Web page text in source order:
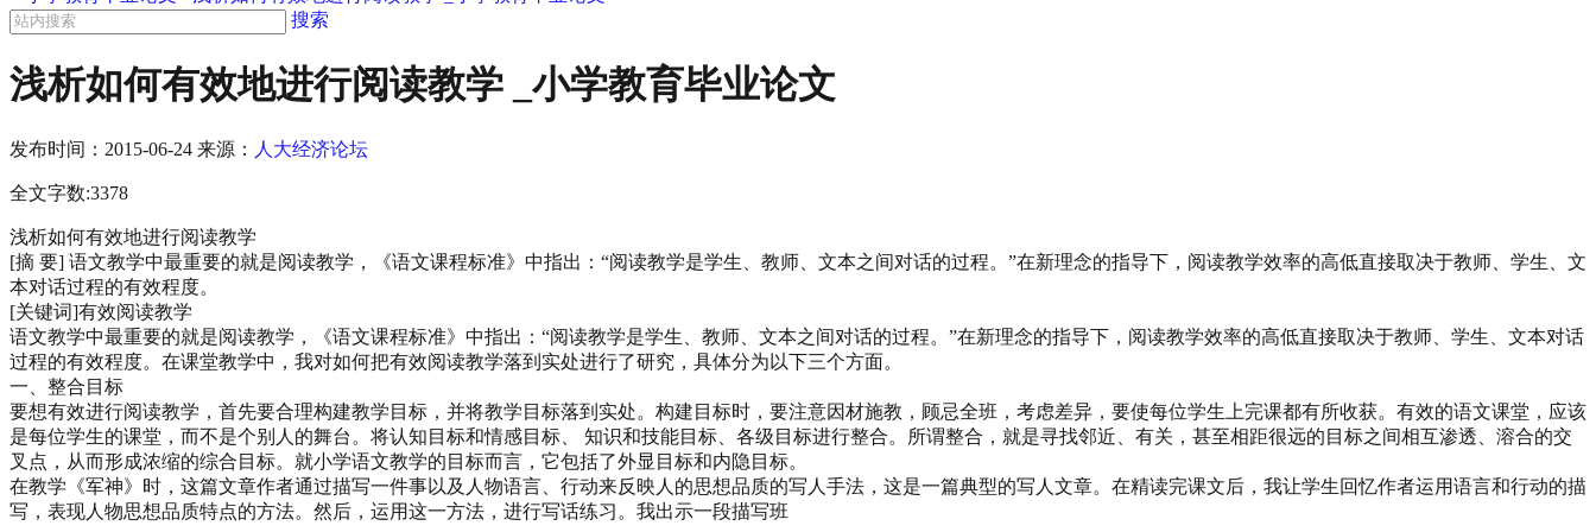
搜索
浅析如何有效地进行阅读教学 _小学教育毕业论文
发布时间： 2015-06-24 来源： 人大经济论坛
全文字数:3378
浅析如何有效地进行阅读教学
[摘 要] 语文教学中最重要的就是阅读教学，《语文课程标准》中指出：“阅读教学是学生、教师、文本之间对话的过程。”在新理念的指导下，阅读教学效率的高低直接取决于教师、学生、文
本对话过程的有效程度。
[关键词]有效阅读教学
语文教学中最重要的就是阅读教学，《语文课程标准》中指出：“阅读教学是学生、教师、文本之间对话的过程。”在新理念的指导下，阅读教学效率的高低直接取决于教师、学生、文本对话
过程的有效程度。在课堂教学中，我对如何把有效阅读教学落到实处进行了研究，具体分为以下三个方面。
一、整合目标
要想有效进行阅读教学，首先要合理构建教学目标，并将教学目标落到实处。构建目标时，要注意因材施教，顾忌全班，考虑差异，要使每位学生上完课都有所收获。有效的语文课堂，应该
是每位学生的课堂，而不是个别人的舞台。将认知目标和情感目标、 知识和技能目标、各级目标进行整合。所谓整合，就是寻找邻近、有关，甚至相距很远的目标之间相互渗透、溶合的交
叉点，从而形成浓缩的综合目标。就小学语文教学的目标而言，它包括了外显目标和内隐目标。
在教学《军神》时，这篇文章作者通过描写一件事以及人物语言、行动来反映人的思想品质的写人手法，这是一篇典型的写人文章。在精读完课文后，我让学生回忆作者运用语言和行动的描
写，表现人物思想品质特点的方法。然后，运用这一方法，进行写话练习。我出示一段描写班